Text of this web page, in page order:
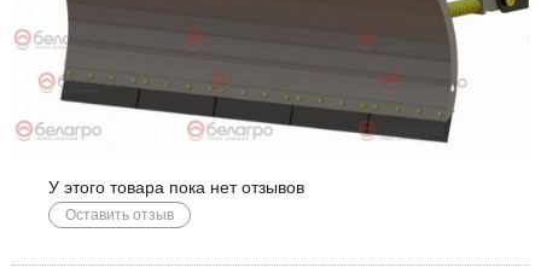
У этого товара пока нет отзывов
Оставить отзыв